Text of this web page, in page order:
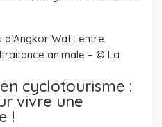
Wat : entre
animale – © La
en cyclotourisme :
vivre une
!